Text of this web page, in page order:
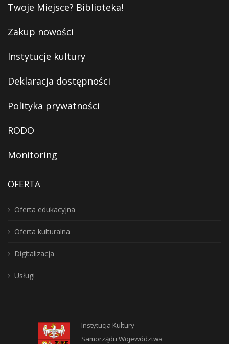
Twoje Miejsce? Biblioteka!
Zakup nowości
Instytucje kultury
Deklaracja dostępności
Polityka prywatności
RODO
Monitoring
OFERTA
Oferta edukacyjna
Oferta kulturalna
Digitalizacja
Usługi
Instytucja Kultury
Samorządu Województwa